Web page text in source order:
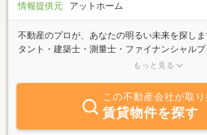
情報提供元
アットホーム
不動産のプロが、あなたの明るい未来を探し
タント・建築士・測量士・ファイナンシャル
ルな知識と経験で、あなたをサポート！！ 住
ム＆新築、建物管理、メンテナンス。不動産の
ん、相続・事業継承・人生相談まで！？あなた
す。ぜひ(株)共栄興産におまかせ下さい。
もっと見る
この不動産会社が取り
賃貸物件を探す